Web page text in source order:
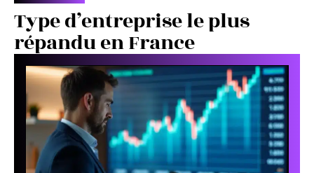
Type d’entreprise le plus
répandu en France